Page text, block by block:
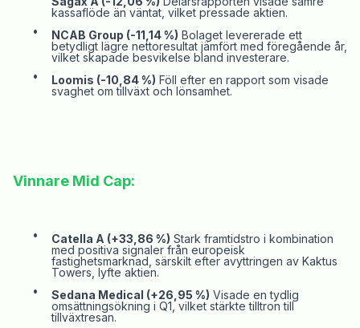
kassaflöde än väntat, vilket pressade aktien.
•
NCAB Group (-11,14 %) Bolaget levererade ett
betydligt lägre nettoresultat jämfört med föregående år,
vilket skapade besvikelse bland investerare.
•
Loomis (-10,84 %) Föll efter en rapport som visade
svaghet om tillväxt och lönsamhet.
Vinnare Mid Cap:
• Catella A (+33,86 %) Stark framtidstro i kombination
med positiva signaler från europeisk
fastighetsmarknad, särskilt efter avyttringen av Kaktus
Towers, lyfte aktien.
•
Sedana Medical (+26,95 %) Visade en tydlig
omsättningsökning i Q1, vilket stärkte tilltron till
tillväxtresan.